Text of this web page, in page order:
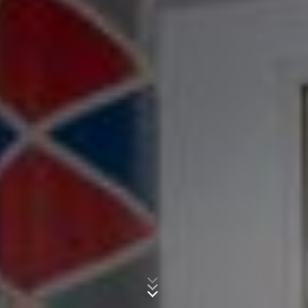
um Reports über die Websiteaktivitäten
zusammenzustellen und um weitere mit der
Websitenutzung und der Internetnutzung verbundene
Dienstleistungen gegenüber dem Websitebetreiber zu
Ihrem Browser übermittelte IP-Adresse wird nicht mit
anderen Daten von Google zusammengeführt.
Browser Plugin
Sie können die Speicherung der Cookies durch eine
entsprechende Einstellung Ihrer Browser-Software
verhindern; wir weisen Sie jedoch darauf hin, dass Sie in
diesem Fall gegebenenfalls nicht sämtliche Funktionen
dieser Website vollumfänglich werden nutzen können.
Sie können darüber hinaus die Erfassung der durch den
Cookie erzeugten und auf Ihre Nutzung der Website
sowie die Verarbeitung dieser Daten durch Google
verhindern, indem Sie das unter dem folgenden Link
verfügbare Browser-Plugin herunterladen und
installieren:
https://tools.google.com/dlpage/gaoptout?hl=de
Nachricht
Laden Sie Ihre Bewerbung hoch
Dateigröße gesamt:
Ich stimme derDatenschutzerklärungder MC-Bauchemie zu.